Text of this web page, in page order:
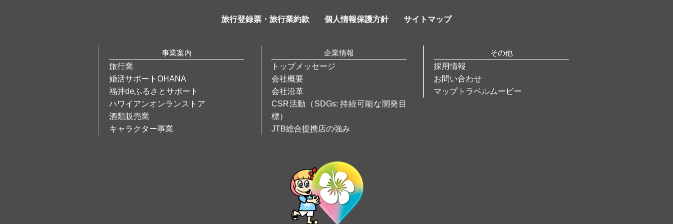
旅行登録票・旅行業約款 個人情報保護方針 サイトマップ
事業案内
旅行業
婚活サポートOHANA
福井deふるさとサポート
ハワイアンオンランストア
酒類販売業
キャラクター事業
企業情報
トップメッセージ
会社概要
会社沿革
CSR活動（SDGs: 持続可能な開発目
標）
JTB総合提携店の強み
その他
採用情報
お問い合わせ
マップトラベルムービー